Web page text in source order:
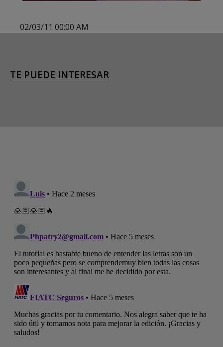
02/03/11 00:00 AM
TE PUEDE INTERESAR